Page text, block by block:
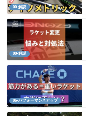
00-解説
00-解説
06-パフォーマンスアップ